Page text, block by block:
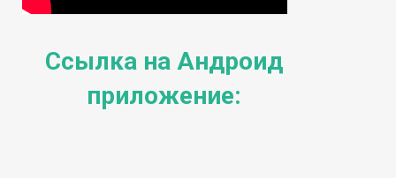
Ссылка на Андроид
приложение: